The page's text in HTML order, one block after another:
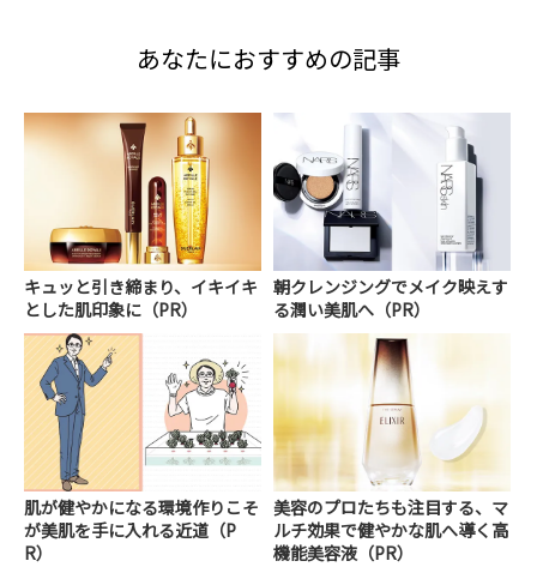
あなたにおすすめの記事
キュッと引き締まり、イキイキ
とした肌印象に（PR）
朝クレンジングでメイク映えす
る潤い美肌へ（PR）
肌が健やかになる環境作りこそ
が美肌を手に入れる近道（P
R）
美容のプロたちも注目する、マ
ルチ効果で健やかな肌へ導く高
機能美容液（PR）